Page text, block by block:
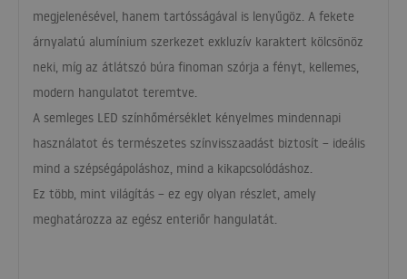
megjelenésével, hanem tartósságával is lenyűgöz. A fekete
árnyalatú alumínium szerkezet exkluzív karaktert kölcsönöz
neki, míg az átlátszó búra finoman szórja a fényt, kellemes,
modern hangulatot teremtve.
A semleges LED színhőmérséklet kényelmes mindennapi
használatot és természetes színvisszaadást biztosít – ideális
mind a szépségápoláshoz, mind a kikapcsolódáshoz.
Ez több, mint világítás – ez egy olyan részlet, amely
meghatározza az egész enteriőr hangulatát.